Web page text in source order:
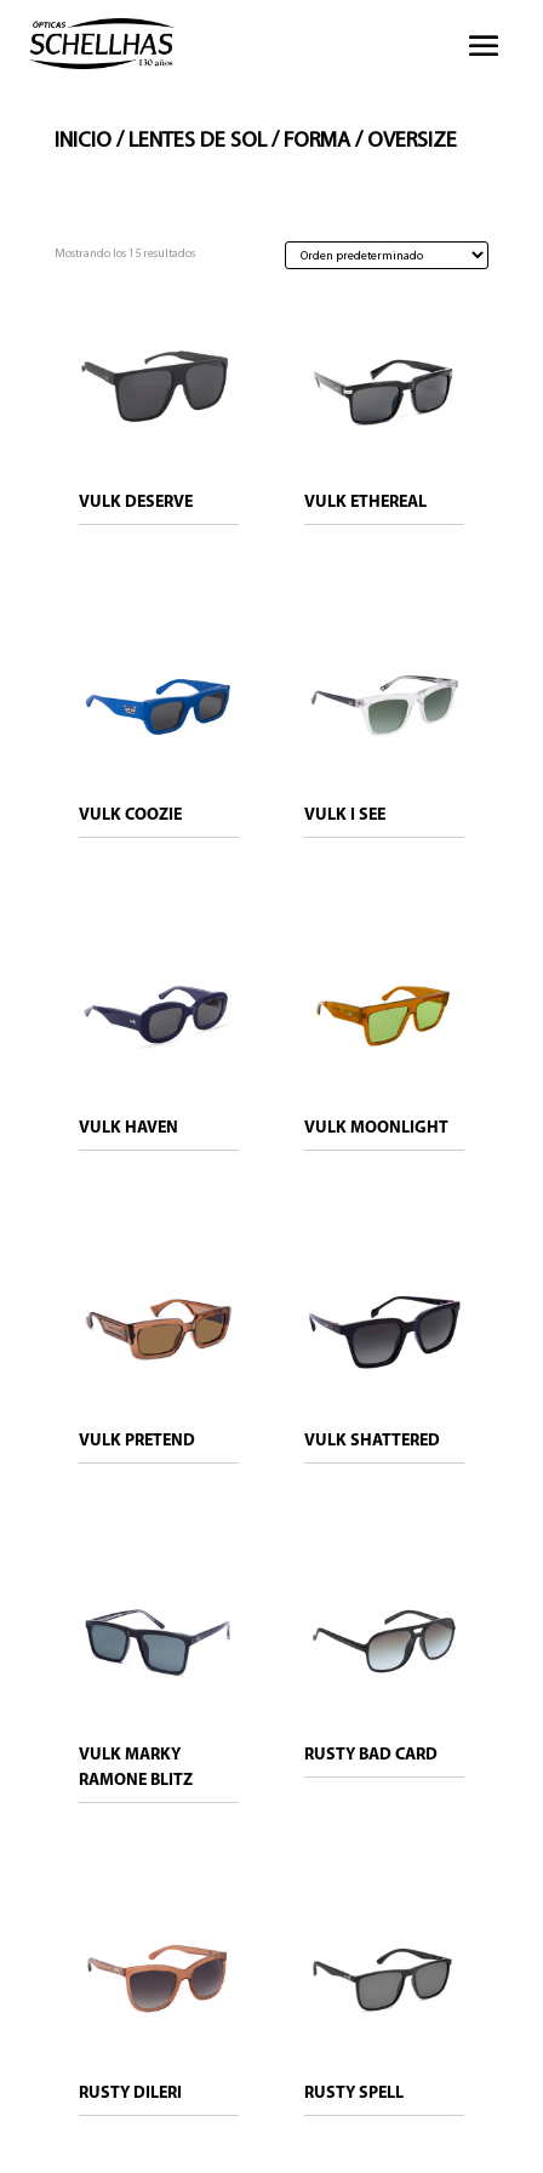
INICIO/ LENTES DE SOL/ FORMA/ OVERSIZE
Mostrando los 15 resultados
VULK DESERVE VULK ETHEREAL
VULK COOZIE VULK I SEE
VULK HAVEN VULK MOONLIGHT
VULK PRETEND VULK SHATTERED
VULK MARKY
RAMONE BLITZ
RUSTY BAD CARD
RUSTY DILERI RUSTY SPELL